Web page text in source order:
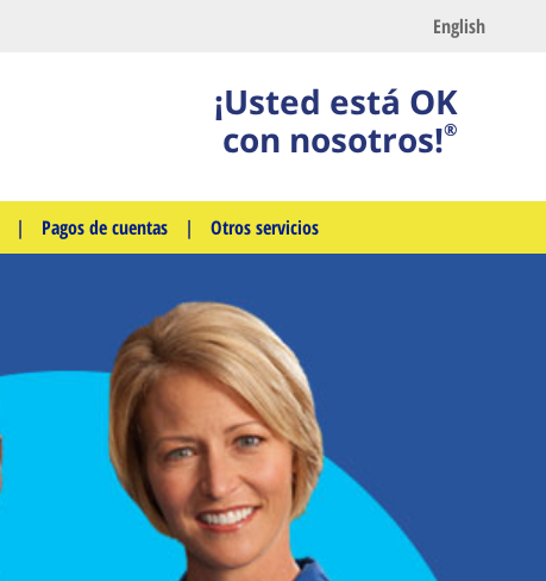
English
¡Usted está OK
con nosotros!®
| Pagos de cuentas | Otros servicios